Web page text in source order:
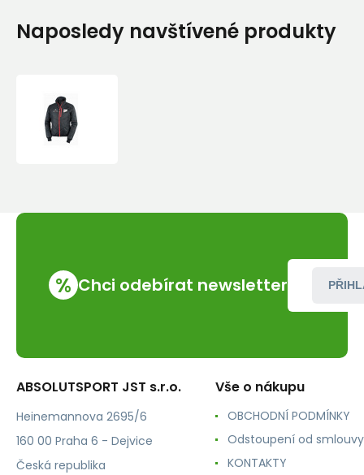
Naposledy navštívené produkty
% Chci odebírat newsletter
ABSOLUTSPORT JST s.r.o.
Heinemannova 2695/6
160 00 Praha 6 - Dejvice
Česká republika
Vše o nákupu
OBCHODNÍ PODMÍNKY
Odstoupení od smlouvy
KONTAKTY